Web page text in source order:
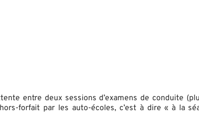
entre deux sessions d’examens de conduite
forfait par les auto-écoles, c’est à dire « à la